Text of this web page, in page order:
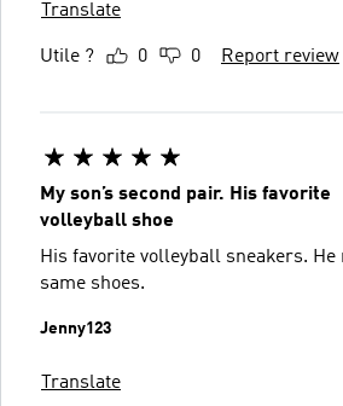
Translate
Utile ? 0 0 Report review
My son’s second pair. His favorite
volleyball shoe
His favorite volleyball sneakers. He
same shoes.
Jenny123
Translate